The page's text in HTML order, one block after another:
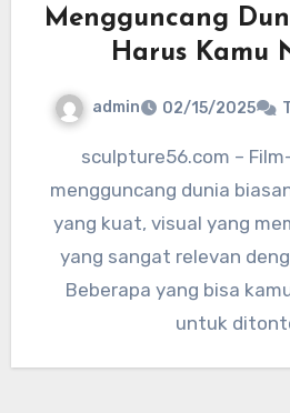
Mengguncang
Harus Kamu
admin 02/15/2025
sculpture56.com – Film-film baru yang
mengguncang dunia
yang kuat, visual yang
yang sangat relevan
Beberapa yang bisa
untuk